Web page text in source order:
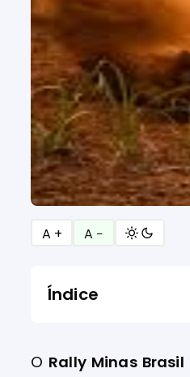
A + A −
Índice
O Rally Minas Brasil